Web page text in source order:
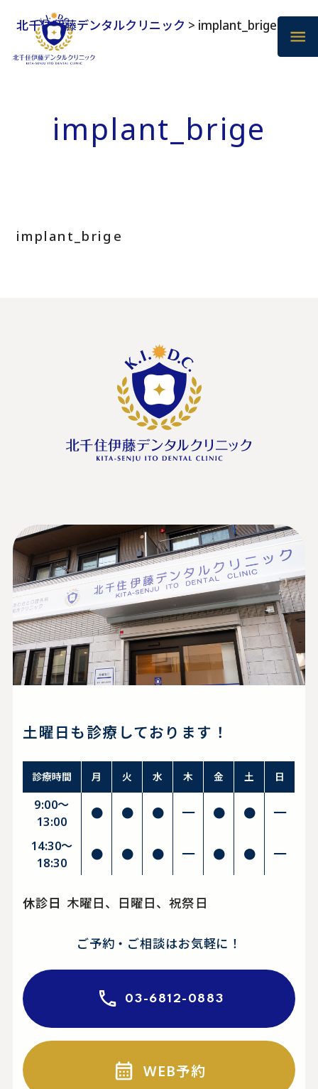
北千住伊藤デンタルクリニック > implant_brige
implant_brige
implant_brige
土曜日も診療しております！
診療時間 月 火 水 木 金 土 日
9:00～
13:00
● ● ● ━ ● ● ━
14:30〜
18:30
● ● ● ━ ● ● ━
休診日 木曜日、日曜日、祝祭日
ご予約・ご相談はお気軽に！
03-6812-0883
WEB予約